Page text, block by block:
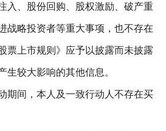
入、股份回购、股权激励、破产重
战略投资者等重大事项，也不存在
票上市规则》应予以披露而未披露
生较大影响的其他信息。
期间，本人及一致行动人不存在买